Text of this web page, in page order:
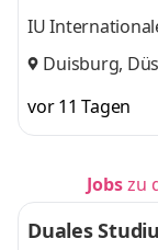
IU
Duisburg,
vor 11 Tagen
Jobszu
Duales